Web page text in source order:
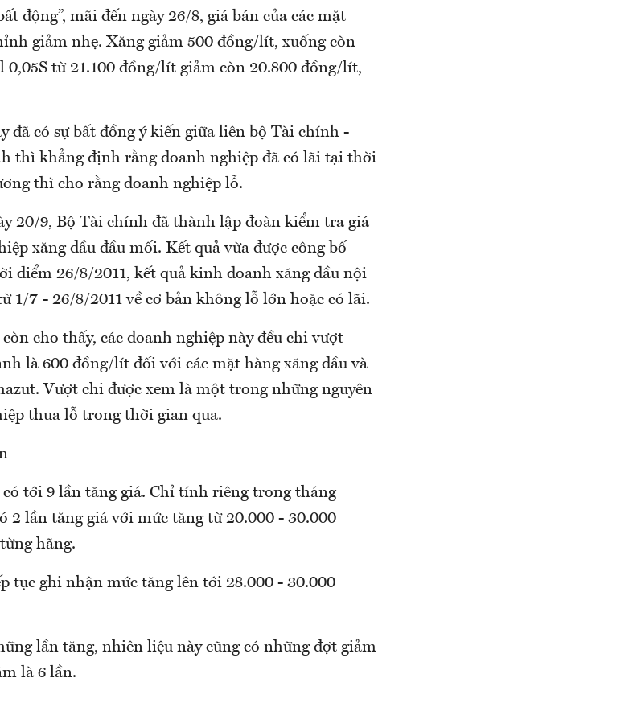
động”, mãi đến ngày 26/8, giá bán của các mặt
giảm nhẹ. Xăng giảm 500 đồng/lít, xuống còn
0,05S từ 21.100 đồng/lít giảm còn 20.800 đồng/lít,
đã có sự bất đồng ý kiến giữa liên bộ Tài chính -
thì khẳng định rằng doanh nghiệp đã có lãi tại thời
thì cho rằng doanh nghiệp lỗ.
20/9, Bộ Tài chính đã thành lập đoàn kiểm tra giá
xăng dầu đầu mối. Kết quả vừa được công bố
điểm 26/8/2011, kết quả kinh doanh xăng dầu nội
1/7 - 26/8/2011 về cơ bản không lỗ lớn hoặc có lãi.
cho thấy, các doanh nghiệp này đều chi vượt
là 600 đồng/lít đối với các mặt hàng xăng dầu và
Vượt chi được xem là một trong những nguyên
thua lỗ trong thời gian qua.
có tới 9 lần tăng giá. Chỉ tính riêng trong tháng
2 lần tăng giá với mức tăng từ 20.000 - 30.000
hãng.
tục ghi nhận mức tăng lên tới 28.000 - 30.000
lần tăng, nhiên liệu này cũng có những đợt giảm
là 6 lần.